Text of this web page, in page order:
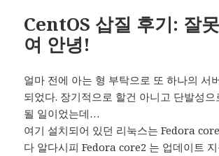
CentOS 삽질 후기: 잘
여 안녕!
얼마 전에 아는 형 부탁으로 또 하나의 서
되었다. 장기적으로 할건 아니고 단발성으
될 일이었는데…
여기 설치되어 있던 리눅스는 Fedora
다 알다시피 Fedora core2 는 업데이트